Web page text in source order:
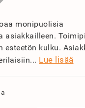
monipuolisia
asiakkailleen.
esteetön kulku.
Lue lisää